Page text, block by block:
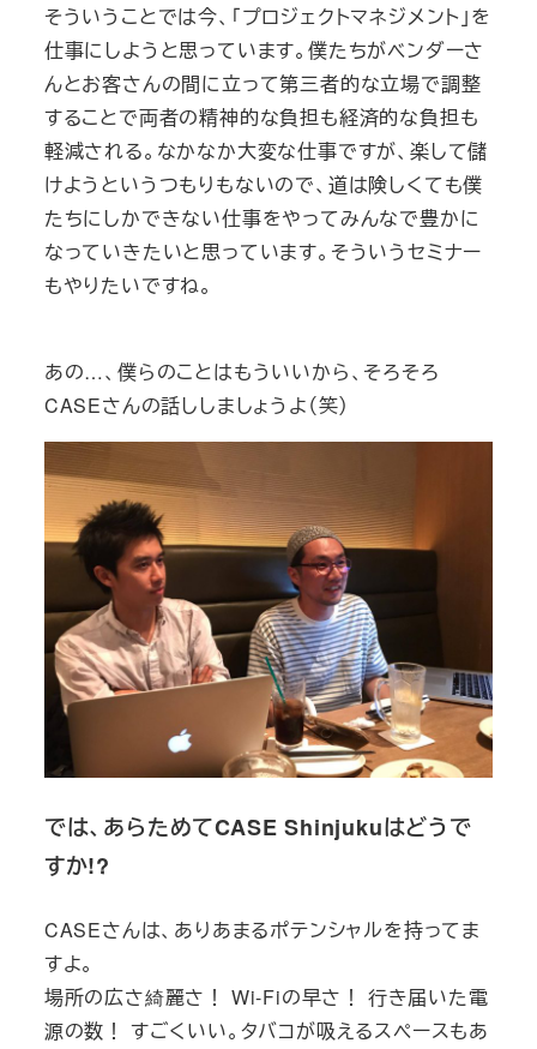
そういうことでは今、「プロジェクトマネジメント」を
仕事にしようと思っています。僕たちがベンダーさ
んとお客さんの間に立って第三者的な立場で調整
することで両者の精神的な負担も経済的な負担も
軽減される。なかなか大変な仕事ですが、楽して儲
けようというつもりもないので、道は険しくても僕
たちにしかできない仕事をやってみんなで豊かに
なっていきたいと思っています。そういうセミナー
もやりたいですね。
あの…、僕らのことはもういいから、そろそろ
CASEさんの話ししましょうよ（笑）
では、あらためてCASE Shinjukuはどうで
すか!?
CASEさんは、ありあまるポテンシャルを持ってま
すよ。
場所の広さ綺麗さ！ Wi-Fiの早さ！ 行き届いた電
源の数！ すごくいい。タバコが吸えるスペースもあ